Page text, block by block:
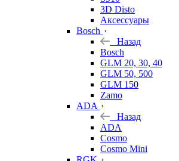
3D Disto
Аксессуары
Bosch
Назад
Bosch
GLM 20, 30, 40
GLM 50, 500
GLM 150
Zamo
ADA
Назад
ADA
Cosmo
Cosmo Mini